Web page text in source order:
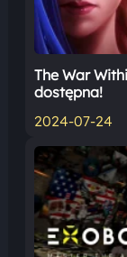
The War
dostępna!
2024-07-24